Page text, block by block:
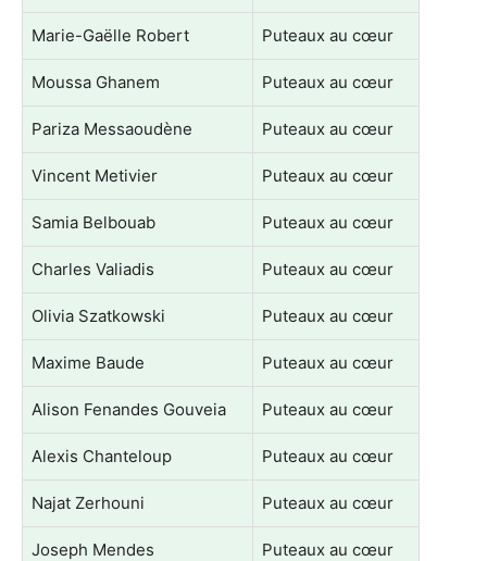
Marie-Gaëlle Robert Puteaux au cœur
Moussa Ghanem Puteaux au cœur
Pariza Messaoudène Puteaux au cœur
Vincent Metivier Puteaux au cœur
Samia Belbouab Puteaux au cœur
Charles Valiadis Puteaux au cœur
Olivia Szatkowski Puteaux au cœur
Maxime Baude Puteaux au cœur
Alison Fenandes Gouveia Puteaux au cœur
Alexis Chanteloup Puteaux au cœur
Najat Zerhouni Puteaux au cœur
Joseph Mendes Puteaux au cœur